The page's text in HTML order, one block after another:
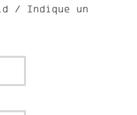
/ Indique un